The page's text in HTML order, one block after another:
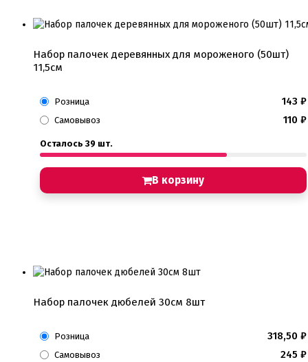
Набор палочек деревянных для мороженого (50шт)
11,5см
Розница 143 ₽
Самовывоз 110 ₽
Осталось 39 шт.
В корзину
Набор палочек дюбелей 30см 8шт
Розница 318,50 ₽
Самовывоз 245 ₽